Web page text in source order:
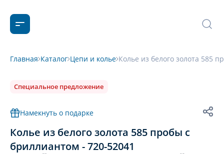
Главная Каталог Цепи и колье Колье из белого золота 585
Специальное предложение
Намекнуть о подарке
Колье из белого золота 585 пробы с
бриллиантом - 720-52041